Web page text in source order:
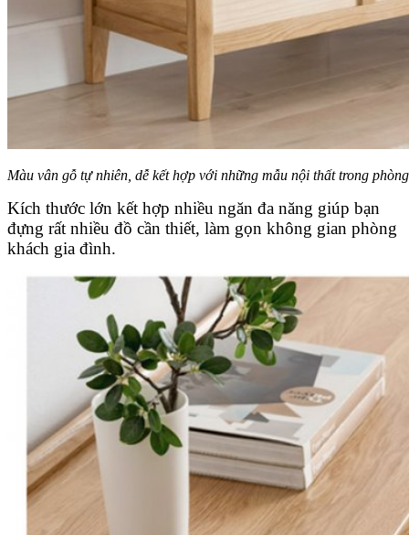
Màu vân gỗ tự nhiên, dễ kết hợp với những mẫu nội thất trong
Kích thước lớn kết hợp nhiều ngăn đa năng giúp bạn
đựng rất nhiều đồ cần thiết, làm gọn không gian phòng
khách gia đình.